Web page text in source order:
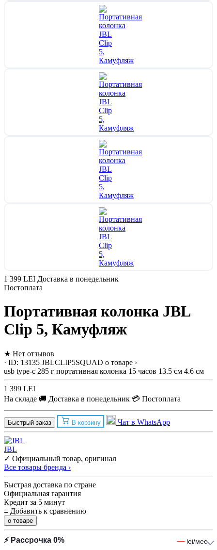
1 399 LEI Доставка в понедельник
Постоплата
Портативная колонка JBL
Clip 5, Камуфляж
★ Нет отзывов
· ID: 13135 JBLCLIP5SQUAD о товаре ›
usb type-c 285 г портативная колонка 15 часов 13.5 см 4.6 см
1 399 LEI
На складе 🚚 Доставка в понедельник 💳 Постоплата
Быстрый заказ В корзину Чат в WhatsApp
JBL
✓ Официальный товар, оригинал
Все товары бренда ›
Быстрая доставка по стране
Официальная гарантия
Кредит за 5 минут
≡ Добавить к сравнению
о товаре
⚡ Рассрочка 0% — lei/мес